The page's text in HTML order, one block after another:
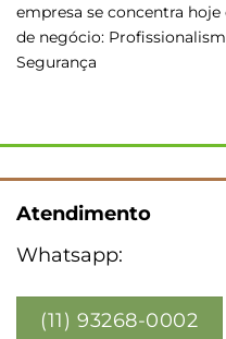
empresa se concentra
de negócio:
Segurança
Atendimento
Whatsapp:
(11) 93268-0002